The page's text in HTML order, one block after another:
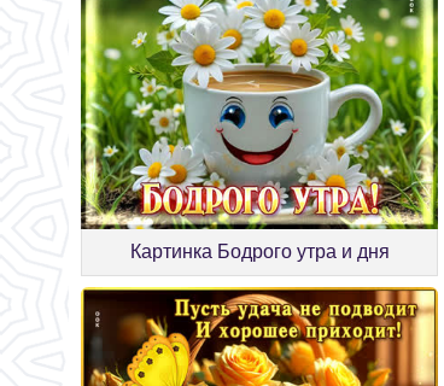
Картинка Бодрого утра и дня